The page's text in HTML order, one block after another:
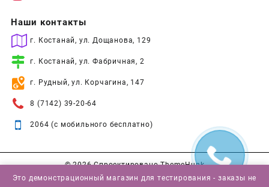
Наши контакты
г. Костанай, ул. Дощанова, 129
г. Костанай, ул. Фабричная, 2
г. Рудный, ул. Корчагина, 147
8 (7142) 39-20-64
2064 (с мобильного бесплатно)
© 2026Спроектировано ThemeHunk
Это демонстрационный магазин для тестирования - заказы не